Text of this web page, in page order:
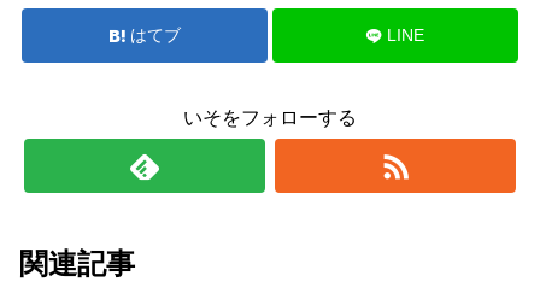
はてブ LINE
いそをフォローする
関連記事